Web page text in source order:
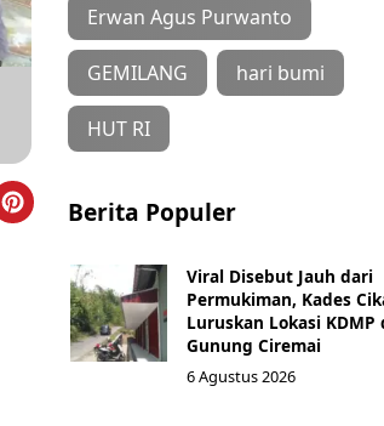
Erwan Agus Purwanto
GEMILANG hari bumi
HUT RI
Berita Populer
Viral Disebut Jauh dari
Permukiman, Kades
Luruskan Lokasi KDMP
Gunung Ciremai
6 Agustus 2026